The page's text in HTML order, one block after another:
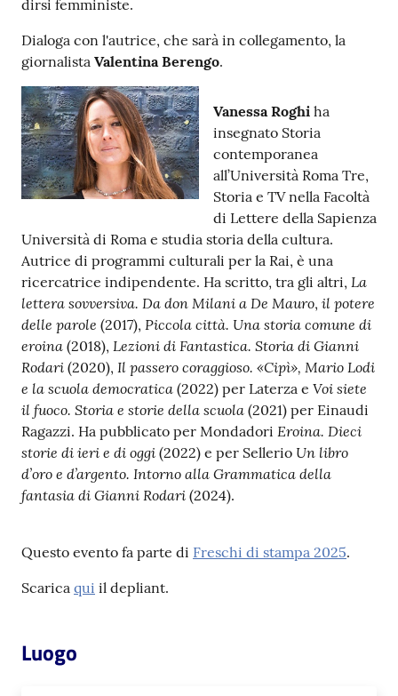
Chiedi al
bibliotecario
Avvisi
Orari
dirsi femministe.
Dialoga con l'autrice, che sarà in collegamento, la
giornalista Valentina Berengo.
Vanessa Roghi ha
insegnato Storia
contemporanea
all’Università Roma Tre,
Storia e TV nella Facoltà
di Lettere della Sapienza
Università di Roma e studia storia della cultura.
Autrice di programmi culturali per la Rai, è una
ricercatrice indipendente. Ha scritto, tra gli altri, La
lettera sovversiva. Da don Milani a De Mauro, il potere
delle parole (2017), Piccola città. Una storia comune di
eroina (2018), Lezioni di Fantastica. Storia di Gianni
Rodari (2020), Il passero coraggioso. «Cipì», Mario Lodi
e la scuola democratica (2022) per Laterza e Voi siete
il fuoco. Storia e storie della scuola (2021) per Einaudi
Ragazzi. Ha pubblicato per Mondadori Eroina. Dieci
storie di ieri e di oggi (2022) e per Sellerio Un libro
d’oro e d’argento. Intorno alla Grammatica della
fantasia di Gianni Rodari (2024).
Questo evento fa parte di Freschi di stampa 2025.
Scarica qui il depliant.
Luogo